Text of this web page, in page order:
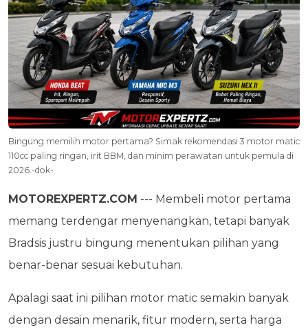
Bingung memilih motor pertama? Simak rekomendasi 3 motor matic
110cc paling ringan, irit BBM, dan minim perawatan untuk pemula di
2026.-dok-
MOTOREXPERTZ.COM --- Membeli motor pertama
memang terdengar menyenangkan, tetapi banyak
Bradsis justru bingung menentukan pilihan yang
benar-benar sesuai kebutuhan.
Apalagi saat ini pilihan motor matic semakin banyak
dengan desain menarik, fitur modern, serta harga